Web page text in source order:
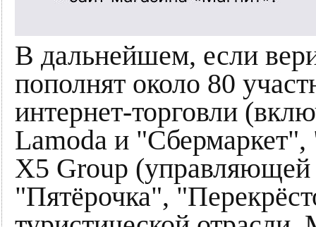
В дальнейшем, если
пополнят около 80
интернет-торговли
Lamoda и
Х5 Group (управляющей
"Пятёрочка",